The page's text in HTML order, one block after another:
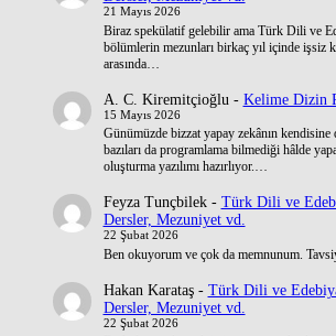
21 Mayıs 2026
Biraz spekülatif gelebilir ama Türk Dili ve
bölümlerin mezunları birkaç yıl içinde işsiz
arasında…
A. C. Kiremitçioğlu - Kelime Dizin
15 Mayıs 2026
Günümüzde bizzat yapay zekânın kendisine
bazıları da programlama bilmediği hâlde
oluşturma yazılımı hazırlıyor.…
Feyza Tunçbilek- Türk Dili ve
Dersler, Mezuniyet vd.
22 Şubat 2026
Ben okuyorum ve çok da memnunum.
Hakan Karataş- Türk Dili ve
Dersler, Mezuniyet vd.
22 Şubat 2026